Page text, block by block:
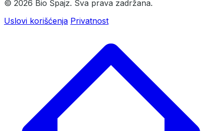
© 2026 Bio Špajz. Sva prava zadržana.
Uslovi korišćenja Privatnost